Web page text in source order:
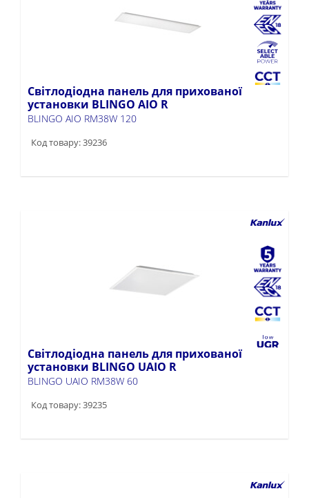
Світлодіодна панель для прихованої
установки BLINGO AIO R
BLINGO AIO RM38W 120
Код товару: 39236
Світлодіодна панель для прихованої
установки BLINGO UAIO R
BLINGO UAIO RM38W 60
Код товару: 39235